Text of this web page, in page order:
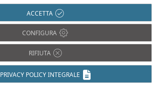
ACCETTA
CONFIGURA
RIFIUTA
PRIVACY POLICY INTEGRALE